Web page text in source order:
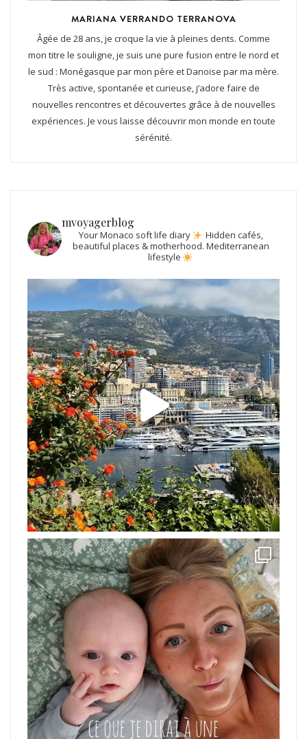
MARIANA VERRANDO TERRANOVA
Âgée de 28 ans, je croque la vie à pleines dents. Comme
mon titre le souligne, je suis une pure fusion entre le nord et
le sud : Monégasque par mon père et Danoise par ma mère.
Très active, spontanée et curieuse, j’adore faire de
nouvelles rencontres et découvertes grâce à de nouvelles
expériences. Je vous laisse découvrir mon monde en toute
sérénité.
mvoyagerblog
Your Monaco soft life diary
Hidden cafés,
beautiful places & motherhood. Mediterranean
lifestyle